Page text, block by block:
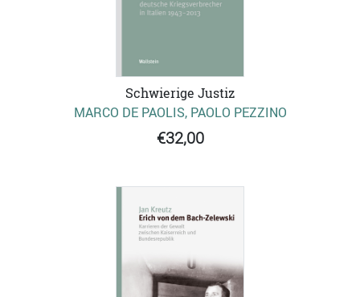
Schwierige Justiz
MARCO DE PAOLIS, PAOLO PEZZINO
€32,00